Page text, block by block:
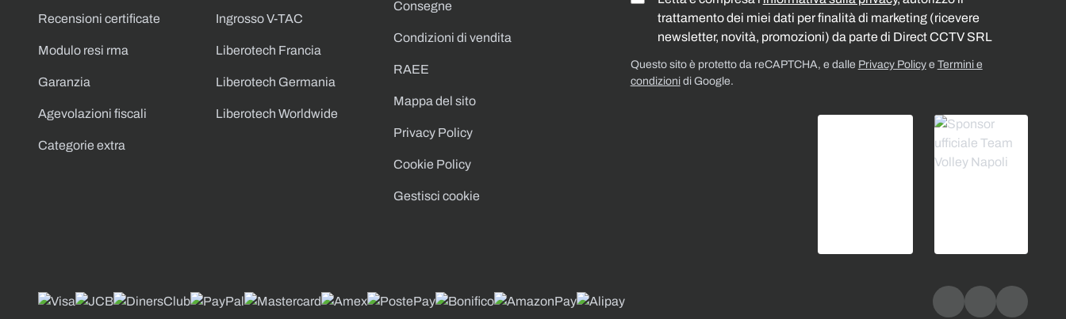
Recensioni certificate
Modulo resi rma
Garanzia
Agevolazioni fiscali
Categorie extra
Ingrosso V-TAC
Liberotech Francia
Liberotech Germania
Liberotech Worldwide
Consegne
Condizioni di vendita
RAEE
Mappa del sito
Privacy Policy
Cookie Policy
Gestisci cookie
trattamento dei miei dati per finalità di marketing (ricevere
newsletter, novità, promozioni) da parte di Direct CCTV SRL
Questo sito è protetto da reCAPTCHA, e dalle Privacy Policye Termini e
condizionidi Google.